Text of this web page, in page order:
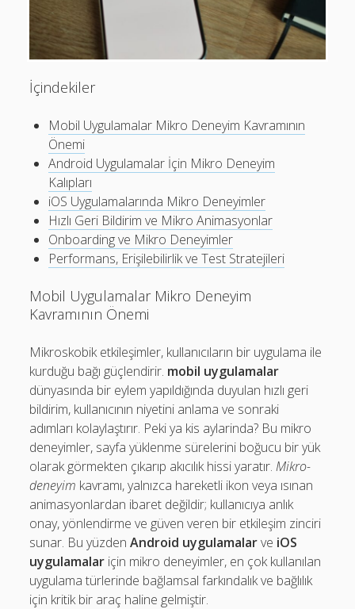
Mobil Uygulamalar Batarya Tasarrufu: Adım Adım Tasarım
Rehberi
Eğitim
Finans
Fotoğraf & Video
Genel
iOS
Nasıl Yapılır
Oyunlar
Sosyal Medya
Verimlilik
Son yorumlar
Görüntülenecek bir yorum yok.
İçindekiler
Mobil Uygulamalar Mikro Deneyim Kavramının
Önemi
Android Uygulamalar İçin Mikro Deneyim
Kalıpları
iOS Uygulamalarında Mikro Deneyimler
Hızlı Geri Bildirim ve Mikro Animasyonlar
Onboarding ve Mikro Deneyimler
Performans, Erişilebilirlik ve Test Stratejileri
Mobil Uygulamalar Mikro Deneyim
Kavramının Önemi
Mikroskobik etkileşimler, kullanıcıların bir uygulama ile
kurduğu bağı güçlendirir. mobil uygulamalar
dünyasında bir eylem yapıldığında duyulan hızlı geri
bildirim, kullanıcının niyetini anlama ve sonraki
adımları kolaylaştırır. Peki ya kis aylarinda? Bu mikro
deneyimler, sayfa yüklenme sürelerini boğucu bir yük
olarak görmekten çıkarıp akıcılık hissi yaratır.Mikro-
deneyim kavramı, yalnızca hareketli ikon veya ısınan
animasyonlardan ibaret değildir; kullanıcıya anlık
onay, yönlendirme ve güven veren bir etkileşim zinciri
sunar. Bu yüzdenAndroid uygulamalarve iOS
uygulamalar için mikro deneyimler, en çok kullanılan
uygulama türlerinde bağlamsal farkındalık ve bağlılık
için kritik bir araç haline gelmiştir.